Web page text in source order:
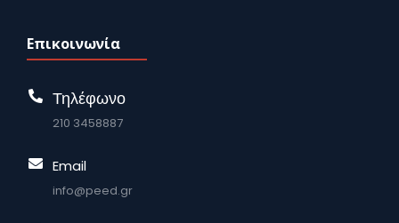
Επικοινωνία
Τηλέφωνο
210 3458887
Email
info@peed.gr